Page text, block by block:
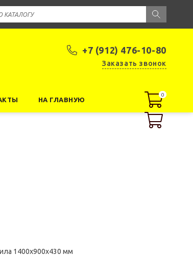
+7 (912) 476-10-80
Заказать звонок
НА ГЛАВНУЮ
0
0
1400x900x430 мм